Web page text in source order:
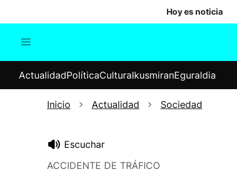
Hoy es noticia
Internacional
Elecciones
ActualidadPolíticaCulturaIkusmiranEguraldia
Inicio Actualidad Sociedad
Escuchar
ACCIDENTE DE TRÁFICO